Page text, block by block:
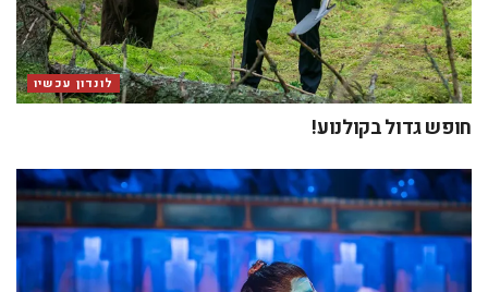
לונדון עכשיו
חופש גדול בקולנוע!